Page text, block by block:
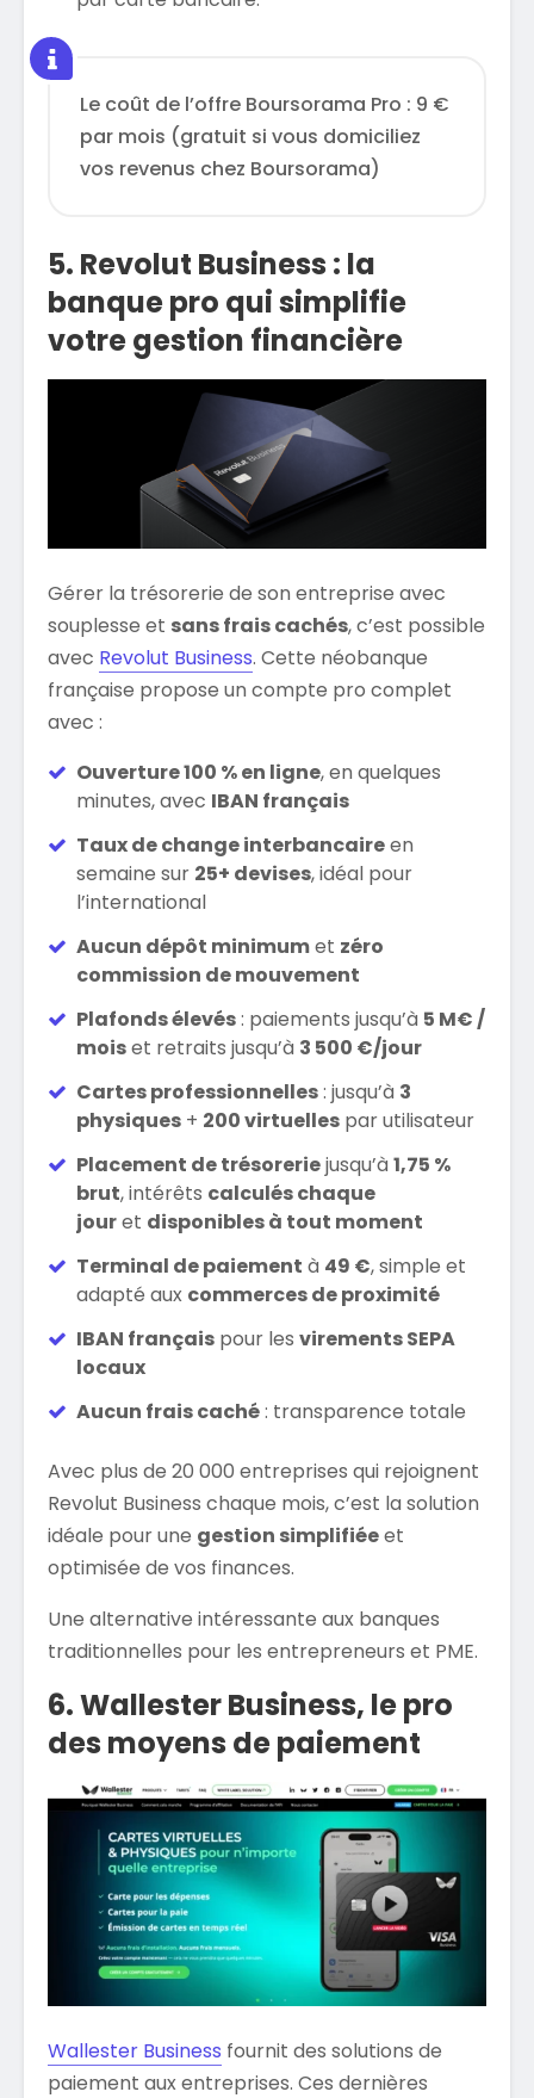
Le coût de l’offre Boursorama Pro : 9 €
par mois (gratuit si vous domiciliez
vos revenus chez Boursorama)
5. Revolut Business : la
banque pro qui simplifie
votre gestion financière
Gérer la trésorerie de son entreprise avec
souplesse et sans frais cachés, c’est possible
avec Revolut Business. Cette néobanque
française propose un compte pro complet
avec :
Ouverture 100 % en ligne, en quelques
minutes, avec IBAN français
Taux de change interbancaireen
semaine sur 25+ devises, idéal pour
l’international
Aucun dépôt minimumet zéro
commission de mouvement
Plafonds élevés: paiements jusqu’à 5 M€ /
moiset retraits jusqu’à 3 500 €/jour
Cartes professionnelles: jusqu’à 3
physiques + 200 virtuelles par utilisateur
Placement de trésoreriejusqu’à 1,75 %
brut, intérêts calculés chaque
jouret disponibles à tout moment
Terminal de paiement à 49 €, simple et
adapté aux commerces de proximité
IBAN français pour les virements SEPA
locaux
Aucun frais caché: transparence totale
Avec plus de 20 000 entreprises qui rejoignent
Revolut Business chaque mois, c’est la solution
idéale pour une gestion simplifiéeet
optimisée de vos finances.
Une alternative intéressante aux banques
traditionnelles pour les entrepreneurs et PME.
6. Wallester Business, le pro
des moyens de paiement
Wallester Business fournit des solutions de
paiement aux entreprises. Ces dernières